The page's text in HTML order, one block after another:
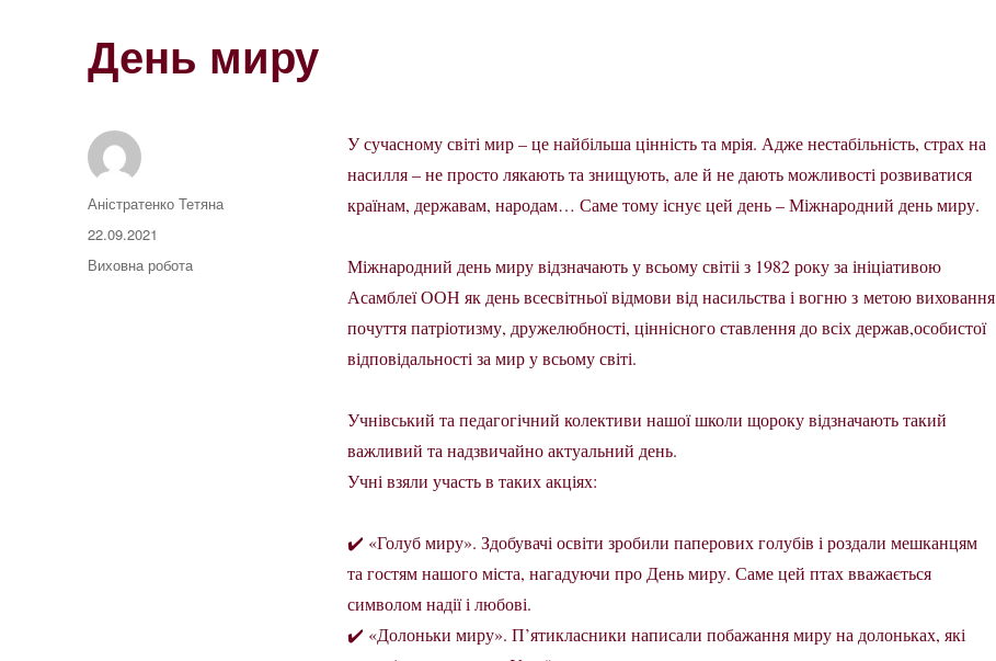
День миру
У сучасному світі мир – це найбільша цінність та мрія. Адже нестабільність, страх на
насилля – не просто лякають та знищують, але й не дають можливості розвиватися
країнам, державам, народам… Саме тому існує цей день – Міжнародний день миру.
Міжнародний день миру відзначають у всьому світіі з 1982 року за ініціативою
Асамблеї ООН як день всесвітньої відмови від насильства і вогню з метою виховання
почуття патріотизму, дружелюбності, ціннісного ставлення до всіх держав,особистої
відповідальності за мир у всьому світі.
Учнівський та педагогічний колективи нашої школи щороку відзначають такий
важливий та надзвичайно актуальний день.
Учні взяли участь в таких акціях:
✔️ «Голуб миру». Здобувачі освіти зробили паперових голубів і роздали мешканцям
та гостям нашого міста, нагадуючи про День миру. Саме цей птах вважається
символом надії і любові.
✔️ «Долоньки миру». П’ятикласники написали побажання миру на долоньках, які
Автор
Аністратенко Тетяна
Оприлюднено
22.09.2021
Категорії
Виховна робота